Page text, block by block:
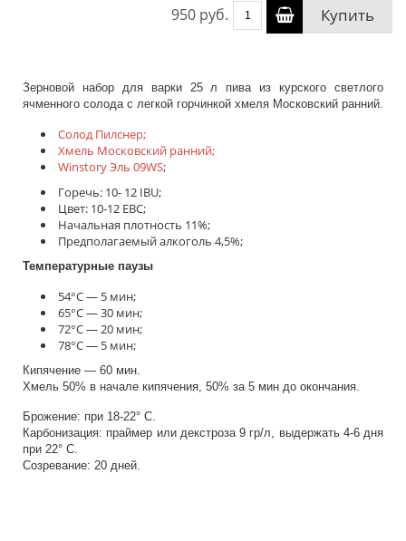
950 руб. Купить
Зерновой набор для варки 25 л пива из курского светлого
ячменного солода с легкой горчинкой хмеля Московский ранний.
Солод Пилснер;
Хмель Московский ранний;
Winstory Эль 09WS;
Горечь: 10- 12 IBU;
Цвет: 10-12 EBC;
Начальная плотность 11%;
Предполагаемый алкоголь 4,5%;
Температурные паузы
54°С — 5 мин;
65°С — 30 мин;
72°С — 20 мин;
78°С — 5 мин;
Кипячение — 60 мин.
Хмель 50% в начале кипячения, 50% за 5 мин до окончания.
Брожение: при 18-22° С.
Карбонизация: праймер или декстроза 9 гр/л, выдержать 4-6 дня
при 22° С.
Созревание: 20 дней.